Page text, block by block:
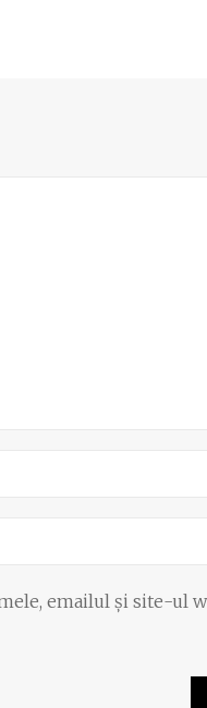
emailul și site-ul